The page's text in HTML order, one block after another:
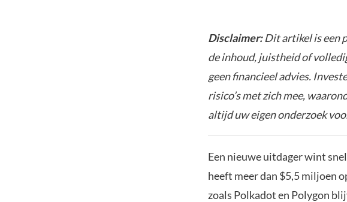
Disclaimer: Dit artikel is een
de inhoud, juistheid of
geen financieel advies.
risico’s met zich mee,
altijd uw eigen onderzoek
Een nieuwe uitdager wint
heeft meer dan $5,5 miljoen
zoals Polkadot en Polygon